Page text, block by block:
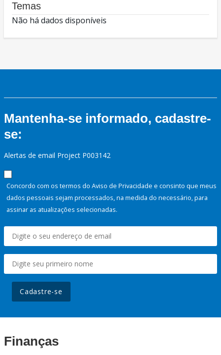
Temas
Não há dados disponíveis
Mantenha-se informado, cadastre-
se:
Alertas de email Project P003142
Concordo com os termos do Aviso de Privacidade e consinto que meus
dados pessoais sejam processados, na medida do necessário, para
assinar as atualizações selecionadas.
Cadastre-se
Finanças